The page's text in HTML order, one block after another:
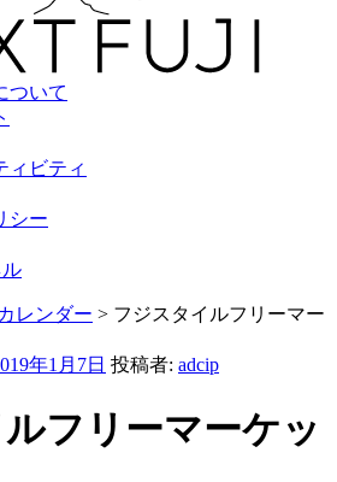
ついて
ィビティ
シー
レンダー > フジスタイルフリーマー
年1月7日 投稿者: adcip
フリーマーケッ